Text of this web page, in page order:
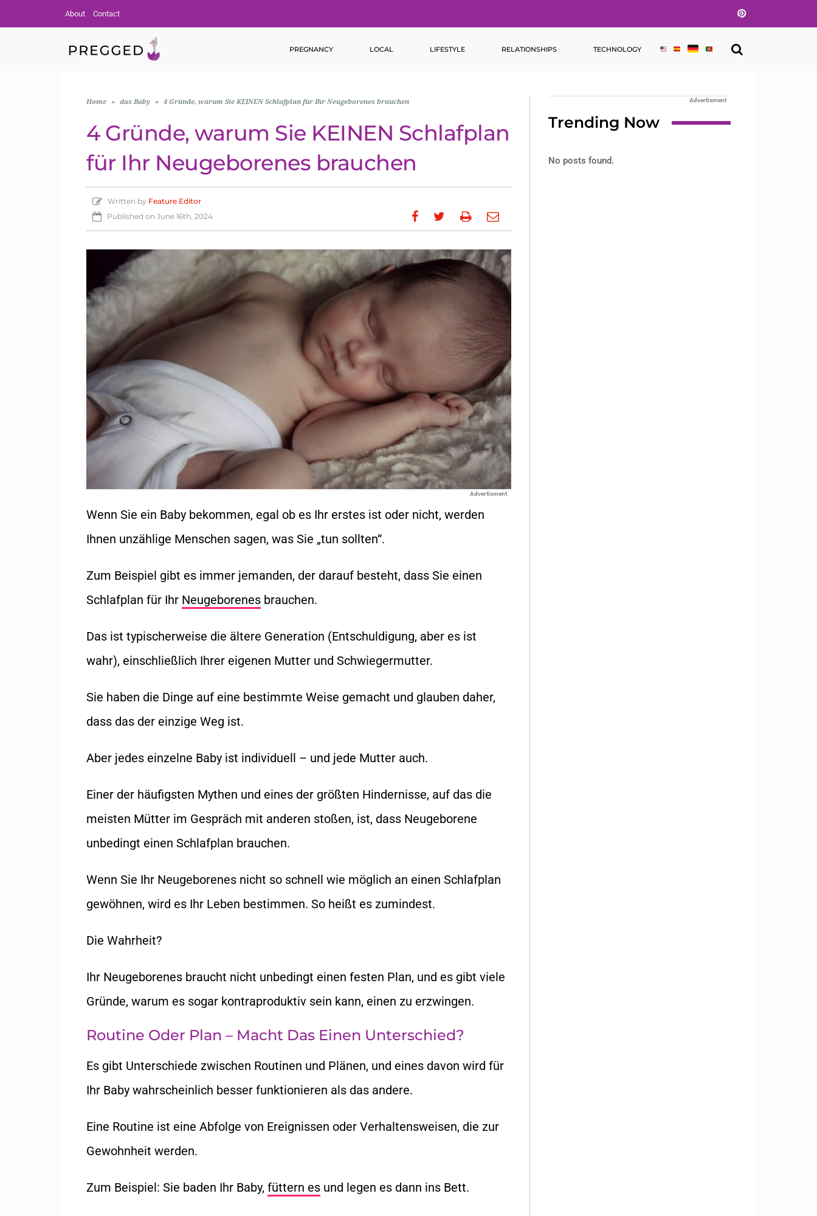
About
Contact
Pinterest
PREGNANCY LOCAL LIFESTYLE RELATIONSHIPS TECHNOLOGY
Home » das Baby » 4 Gründe, warum Sie KEINEN Schlafplan für Ihr Neugeborenes brauchen
4 Gründe, warum Sie KEINEN Schlafplan
für Ihr Neugeborenes brauchen
Written by Feature Editor
Published on June 16th, 2024
Advertisment
Wenn Sie ein Baby bekommen, egal ob es Ihr erstes ist oder nicht, werden
Ihnen unzählige Menschen sagen, was Sie „tun sollten“.
Zum Beispiel gibt es immer jemanden, der darauf besteht, dass Sie einen
Schlafplan für Ihr Neugeborenes brauchen.
Das ist typischerweise die ältere Generation (Entschuldigung, aber es ist
wahr), einschließlich Ihrer eigenen Mutter und Schwiegermutter.
Sie haben die Dinge auf eine bestimmte Weise gemacht und glauben daher,
dass das der einzige Weg ist.
Aber jedes einzelne Baby ist individuell – und jede Mutter auch.
Einer der häufigsten Mythen und eines der größten Hindernisse, auf das die
meisten Mütter im Gespräch mit anderen stoßen, ist, dass Neugeborene
unbedingt einen Schlafplan brauchen.
Wenn Sie Ihr Neugeborenes nicht so schnell wie möglich an einen Schlafplan
gewöhnen, wird es Ihr Leben bestimmen. So heißt es zumindest.
Die Wahrheit?
Ihr Neugeborenes braucht nicht unbedingt einen festen Plan, und es gibt viele
Gründe, warum es sogar kontraproduktiv sein kann, einen zu erzwingen.
Routine Oder Plan – Macht Das Einen Unterschied?
Es gibt Unterschiede zwischen Routinen und Plänen, und eines davon wird für
Ihr Baby wahrscheinlich besser funktionieren als das andere.
Eine Routine ist eine Abfolge von Ereignissen oder Verhaltensweisen, die zur
Gewohnheit werden.
Zum Beispiel: Sie baden Ihr Baby, füttern es und legen es dann ins Bett.
Advertisment
Trending Now
No posts found.